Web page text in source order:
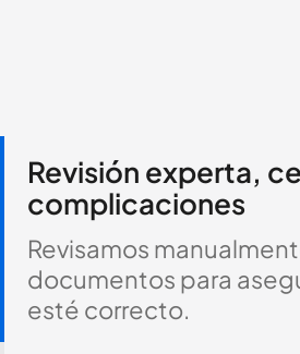
Revisión experta,
complicaciones
Revisamos
documentos para
esté correcto.